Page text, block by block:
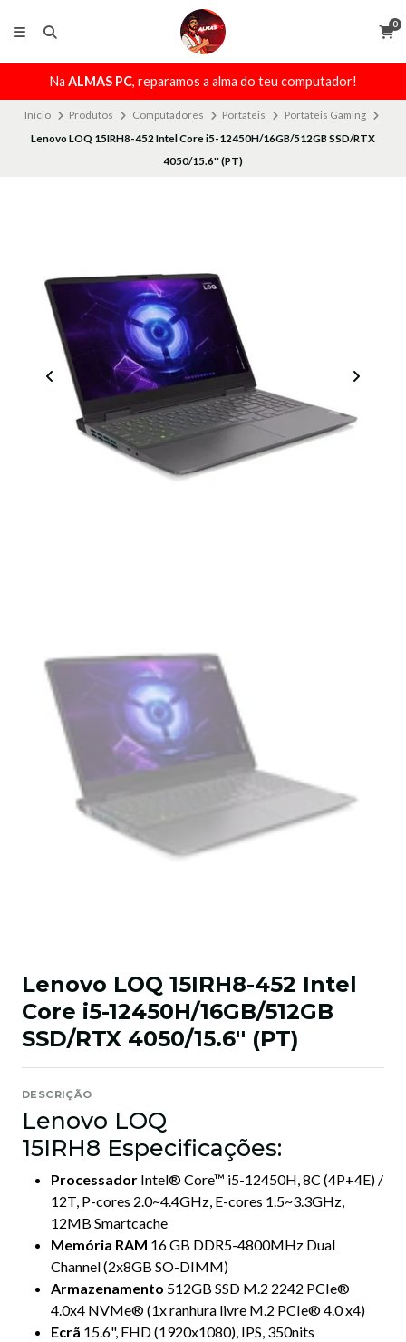
0
Na ALMAS PC, reparamos a alma do teu computador!
Início Produtos Computadores Portateis
Portateis Gaming
Lenovo LOQ 15IRH8-452 Intel Core i5-12450H/16GB/512GB SSD/RTX
4050/15.6'' (PT)
Lenovo LOQ 15IRH8-452 Intel
Core i5-12450H/16GB/512GB
SSD/RTX 4050/15.6'' (PT)
DESCRIÇÃO
Lenovo LOQ
15IRH8 Especificações:
Processador Intel® Core™ i5-12450H, 8C (4P+4E) /
12T, P-cores 2.0~4.4GHz, E-cores 1.5~3.3GHz,
12MB Smartcache
Memória RAM 16 GB DDR5-4800MHz Dual
Channel (2x8GB SO-DIMM)
Armazenamento 512GB SSD M.2 2242 PCIe®
4.0x4 NVMe® (1x ranhura livre M.2 PCIe® 4.0 x4)
Ecrã 15.6", FHD (1920x1080), IPS, 350nits